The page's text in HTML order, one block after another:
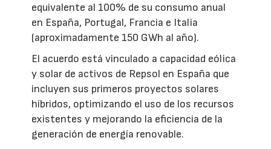
equivalente al 100% de su consumo anual
en España, Portugal, Francia e Italia
(aproximadamente 150 GWh al año).
El acuerdo está vinculado a capacidad eólica
y solar de activos de Repsol en España que
incluyen sus primeros proyectos solares
híbridos, optimizando el uso de los recursos
existentes y mejorando la eficiencia de la
generación de energía renovable.